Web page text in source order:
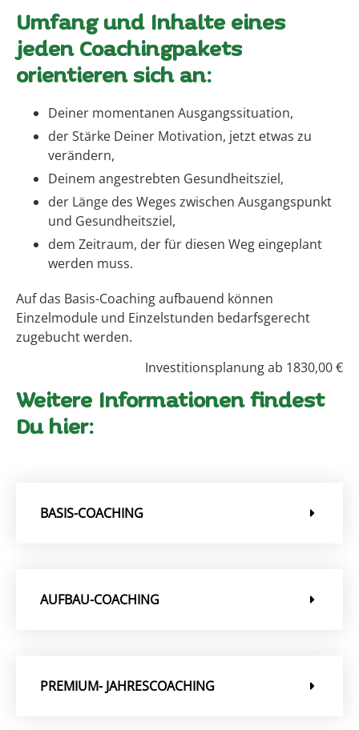
Umfang und Inhalte eines
jeden Coachingpakets
orientieren sich an:
Deiner momentanen Ausgangssituation,
der Stärke Deiner Motivation, jetzt etwas zu
verändern,
Deinem angestrebten Gesundheitsziel,
der Länge des Weges zwischen Ausgangspunkt
und Gesundheitsziel,
dem Zeitraum, der für diesen Weg eingeplant
werden muss.
Auf das Basis-Coaching aufbauend können
Einzelmodule und Einzelstunden bedarfsgerecht
zugebucht werden.
Investitionsplanung ab 1830,00 €
Weitere Informationen findest
Du hier:
BASIS-COACHING
AUFBAU-COACHING
PREMIUM- JAHRESCOACHING